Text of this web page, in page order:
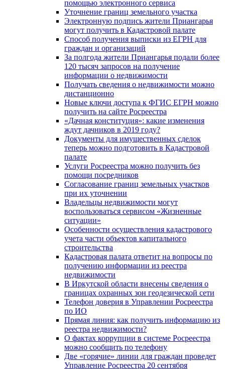
помощью электронного сервиса
Уточнение границ земельного участка
Электронную подпись жители Приангарья
могут получить в Кадастровой палате
Способ получения выписки из ЕГРН для
граждан и организаций
За полгода жители Приангарья подали более
120 тысяч запросов на получение
информации о недвижимости
Получать сведения о недвижимости можно
дистанционно
Новые ключи доступа к ФГИС ЕГРН можно
получить на сайте Росреестра
«Дачная конституция»: какие изменения
ждут дачников в 2019 году?
Документы для имущественных сделок
теперь можно подготовить в Кадастровой
палате
Услуги Росреестра можно получить без
помощи посредников
Согласование границ земельных участков
при их уточнении
Владельцы недвижимости могут
воспользоваться сервисом «Жизненные
ситуации»
Особенности осуществления кадастрового
учета части объектов капитального
строительства
Кадастровая палата ответит на вопросы по
получению информации из реестра
недвижимости
В Иркутской области внесены сведения о
границах охранных зон геодезической сети
Телефон доверия в Управлении Росреестра
по ИО
Прямая линия: как получить информацию из
реестра недвижимости?
О фактах коррупции в системе Росреестра
можно сообщить по телефону
Две «горячие» линии для граждан проведет
Управление Росреестра 20 сентября